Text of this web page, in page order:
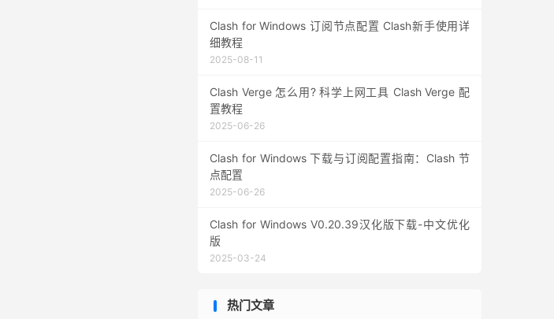
Clash for Windows 订阅节点配置 Clash新手使用详
细教程
2025-08-11
Clash Verge 怎么用? 科学上网工具 Clash Verge 配
置教程
2025-06-26
Clash for Windows 下载与订阅配置指南：Clash 节
点配置
2025-06-26
Clash for Windows V0.20.39汉化版下载-中文优化
版
2025-03-24
热门文章